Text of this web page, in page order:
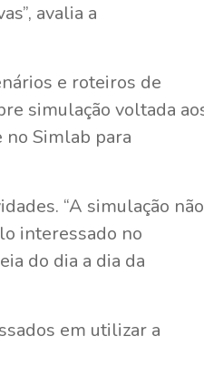
avalia a
e roteiros de
simulação voltada
no Simlab para
“A simulação não
interessado no
do dia a dia da
em utilizar a